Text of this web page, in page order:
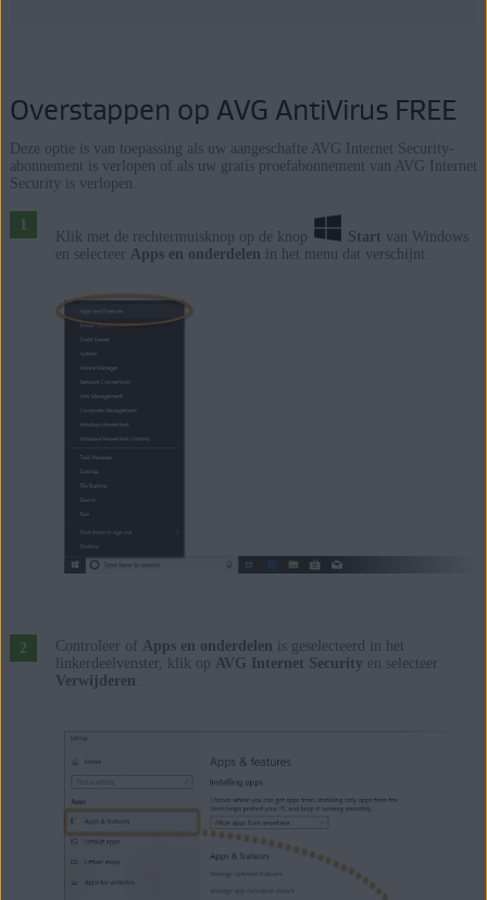
Overstappen op AVG AntiVirus FREE
Deze optie is van toepassing als uw aangeschafte AVG Internet Security-
abonnement is verlopen of als uw gratis proefabonnement van AVG Internet
Security is verlopen.
Klik met de rechtermuisknop op de knop Start van Windows
en selecteer Apps en onderdelen in het menu dat verschijnt.
Controleer of Apps en onderdelen is geselecteerd in het
linkerdeelvenster, klik op AVG Internet Security en selecteer
Verwijderen.